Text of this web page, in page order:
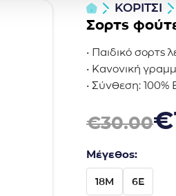
ΚΟΡΙΤΣΙ
Σορτς
• Παιδικό σορτς
• Κανονική
• Σύνθεση: 100%
€30.00
Original price€
Η τρέχουσα
Μέγεθος:
18M 6E